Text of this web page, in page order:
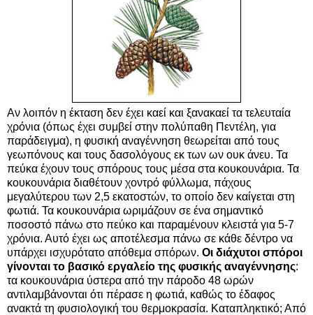
Αν λοιπόν η έκταση δεν έχει καεί και ξανακαεί τα τελευταία
χρόνια (όπως έχει συμβεί στην πολύπαθη Πεντέλη, για
παράδειγμα), η φυσική αναγέννηση θεωρείται από τους
γεωπόνους και τους δασολόγους εκ των ων ουκ άνευ. Τα
πεύκα έχουν τους σπόρους τους μέσα στα κουκουνάρια. Τα
κουκουνάρια διαθέτουν χοντρό φύλλωμα, πάχους
μεγαλύτερου των 2,5 εκατοστών, το οποίο δεν καίγεται στη
φωτιά. Τα κουκουνάρια ωριμάζουν σε ένα σημαντικό
ποσοστό πάνω στο πεύκο και παραμένουν κλειστά για 5-7
χρόνια. Αυτό έχει ως αποτέλεσμα πάνω σε κάθε δέντρο να
υπάρχει ισχυρότατο απόθεμα σπόρων. Οι διάχυτοι σπόροι
γίνονται το βασικό εργαλείο της φυσικής αναγέννησης:
τα κουκουνάρια ύστερα από την πάροδο 48 ωρών
αντιλαμβάνονται ότι πέρασε η φωτιά, καθώς το έδαφος
ανακτά τη φυσιολογική του θερμοκρασία. Καταπληκτικό; Από